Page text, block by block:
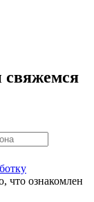
свяжемся
что ознакомлен